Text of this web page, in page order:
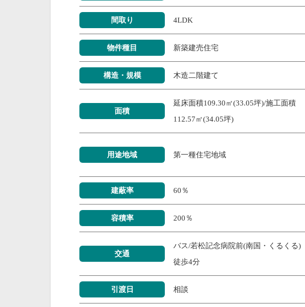
間取り 4LDK
物件種目 新築建売住宅
構造・規模 木造二階建て
面積
延床面積109.30㎡(33.05坪)/施工面積
112.57㎡(34.05坪)
用途地域 第一種住宅地域
建蔽率 60％
容積率 200％
交通
バス/若松記念病院前(南国・くるくる)
徒歩4分
引渡日 相談